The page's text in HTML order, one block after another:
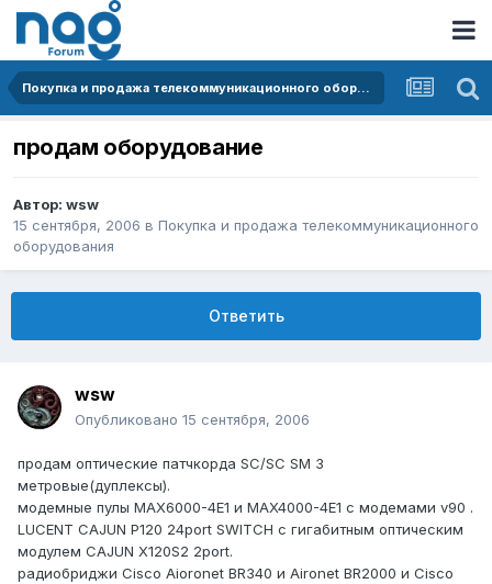
Покупка и продажа телекоммуникационного оборудования
продам оборудование
Автор: wsw
15 сентября, 2006 в Покупка и продажа телекоммуникационного
оборудования
Ответить
wsw
Опубликовано 15 сентября, 2006
продам оптические патчкорда SC/SC SM 3
метровые(дуплексы).
модемные пулы MAX6000-4E1 и MAX4000-4E1 с модемами v90 .
LUCENT CAJUN P120 24port SWITCH с гигабитным оптическим
модулем CAJUN X120S2 2port.
радиобриджи Cisco Aioronet BR340 и Aironet BR2000 и Cisco